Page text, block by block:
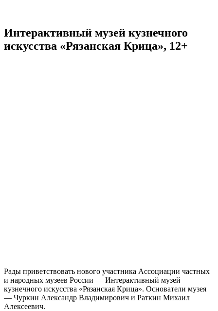
Интерактивный музей кузнечного
искусства «Рязанская Крица», 12+
Рады приветствовать нового участника Ассоциации частных
и народных музеев России — Интерактивный музей
кузнечного искусства «Рязанская Крица». Основатели музея
— Чуркин Александр Владимирович и Раткин Михаил
Алексеевич.